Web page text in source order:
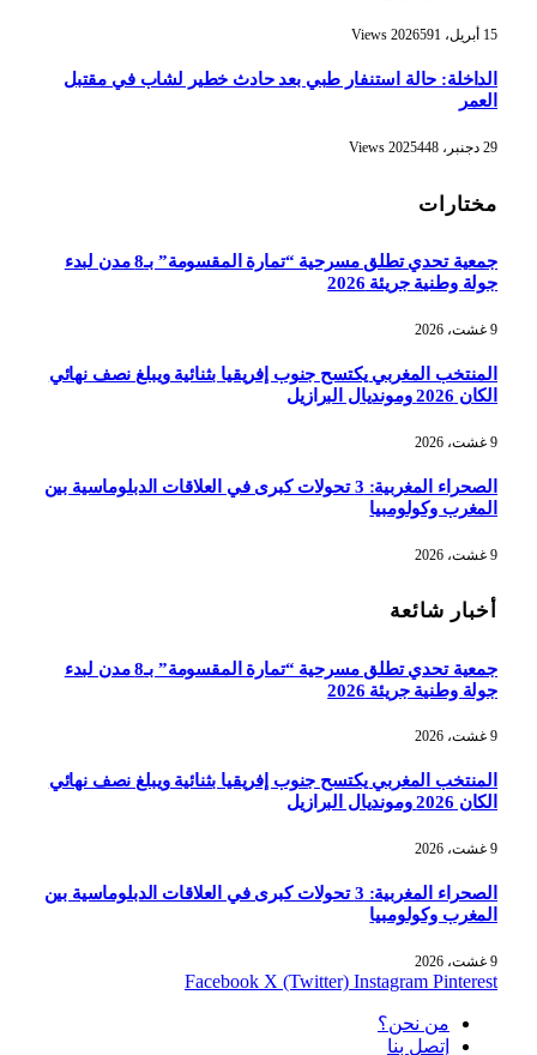
15 أبريل، 2026 591
Views
الداخلة: حالة استنفار طبي بعد حادث خطير لشاب في مقتبل
العمر
29 دجنبر، 2025 448
Views
مختارات
جمعية تحدي تطلق مسرحية “تمارة المقسومة” بـ8 مدن لبدء
جولة وطنية جريئة 2026
9 غشت، 2026
المنتخب المغربي يكتسح جنوب إفريقيا بثنائية ويبلغ نصف نهائي
الكان 2026 ومونديال البرازيل
9 غشت، 2026
الصحراء المغربية: 3 تحولات كبرى في العلاقات الدبلوماسية بين
المغرب وكولومبيا
9 غشت، 2026
أخبار شائعة
جمعية تحدي تطلق مسرحية “تمارة المقسومة” بـ8 مدن لبدء
جولة وطنية جريئة 2026
9 غشت، 2026
المنتخب المغربي يكتسح جنوب إفريقيا بثنائية ويبلغ نصف نهائي
الكان 2026 ومونديال البرازيل
9 غشت، 2026
الصحراء المغربية: 3 تحولات كبرى في العلاقات الدبلوماسية بين
المغرب وكولومبيا
9 غشت، 2026
Facebook X (Twitter) Instagram Pinterest
من نحن؟
إتصل بنا